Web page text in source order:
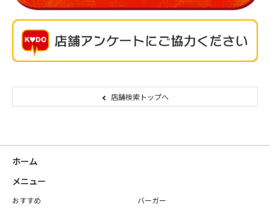
店舗検索トップへ
ホーム
メニュー
おすすめ
バーガー